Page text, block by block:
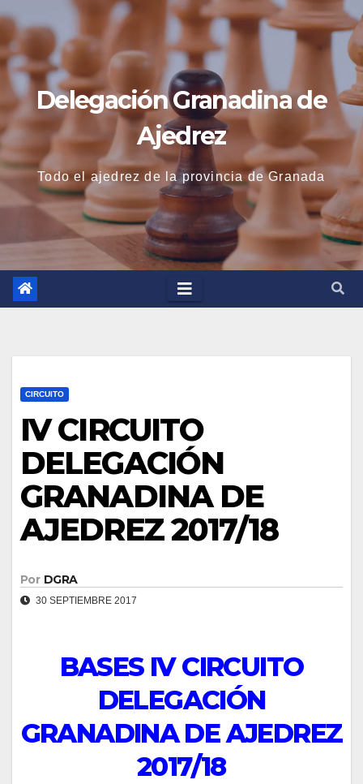
Saltar
contenido
Delegación Granadina de
Ajedrez
Todo el ajedrez de la provincia de Granada
CIRCUITO
IV CIRCUITO
DELEGACIÓN
GRANADINA DE
AJEDREZ 2017/18
Por DGRA
30 SEPTIEMBRE 2017
BASES IV CIRCUITO
DELEGACIÓN
GRANADINA DE AJEDREZ
2017/18